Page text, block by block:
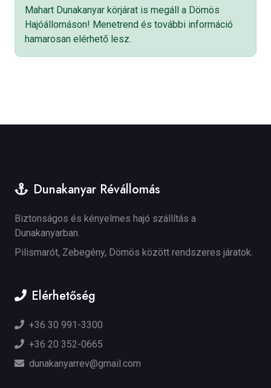
Mahart Dunakanyar körjárat is megáll a Dömös
Hajóállomáson! Menetrend és további információ
hamarosan elérhető lesz.
Dunakanyar Révállomás
Biztonságos és kényelmes hajó szállítás a
Dunakanyarban.
Pilismarót, Zebegény, Dömös között rendszeres járatok.
Elérhetőség
+36 30 991-3300
+36 20 352-0665
dunakanyarrev@gmail.com